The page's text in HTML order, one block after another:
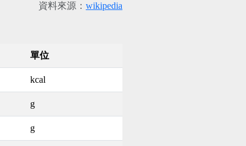
資料來源： wikipedia
單位
kcal
g
g